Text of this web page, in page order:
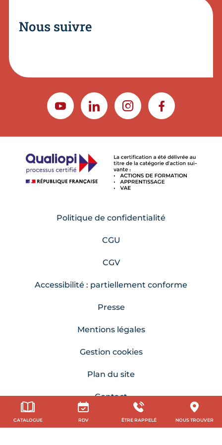
CATALOGUE RDV ÊTRE RAPPELÉ NOUS TROUVER
Nous suivre
YOUTUBELINKEDININSTAGRAMFACEBOOK
Politique de confidentialité
CGU
CGV
Accessibilité : partiellement conforme
Presse
Mentions légales
Gestion cookies
Plan du site
Contact